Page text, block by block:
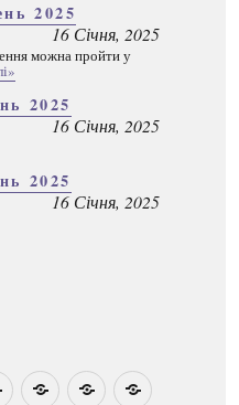
2025
16 Січня, 2025
можна пройти у
2025
16 Січня, 2025
2025
16 Січня, 2025
Розумовські
Реєстрація
КаталогЯкі